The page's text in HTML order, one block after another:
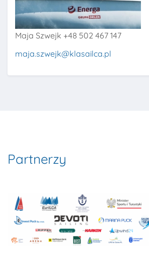
Maja Szwejk +48 502 467 147
maja.szwejk@klasailca.pl
Partnerzy